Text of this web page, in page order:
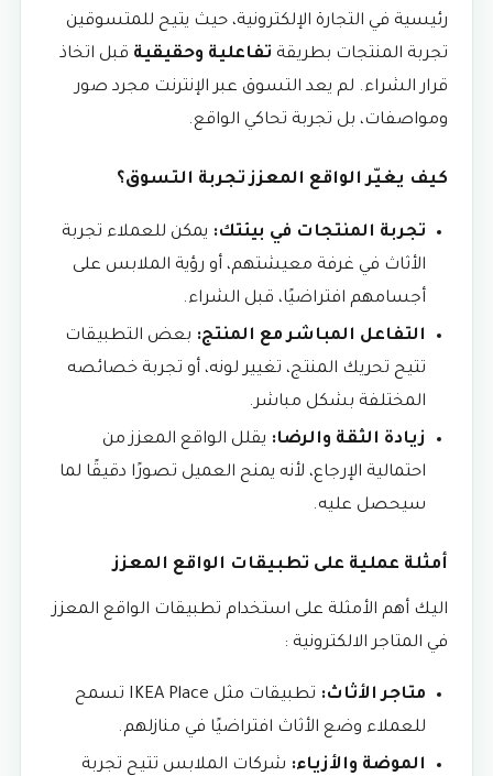
رئيسية في التجارة الإلكترونية، حيث يتيح للمتسوقين
تجربة المنتجات بطريقة تفاعلية وحقيقية قبل اتخاذ
قرار الشراء. لم يعد التسوق عبر الإنترنت مجرد صور
ومواصفات، بل تجربة تحاكي الواقع.
كيف يغيّر الواقع المعزز تجربة التسوق؟
تجربة المنتجات في بيئتك: يمكن للعملاء تجربة
الأثاث في غرفة معيشتهم، أو رؤية الملابس على
أجسامهم افتراضيًا، قبل الشراء.
التفاعل المباشر مع المنتج: بعض التطبيقات
تتيح تحريك المنتج، تغيير لونه، أو تجربة خصائصه
المختلفة بشكل مباشر.
زيادة الثقة والرضا: يقلل الواقع المعزز من
احتمالية الإرجاع، لأنه يمنح العميل تصورًا دقيقًا لما
سيحصل عليه.
أمثلة عملية على تطبيقات الواقع المعزز
اليك أهم الأمثلة على استخدام تطبيقات الواقع المعزز
في المتاجر الالكترونية :
متاجر الأثاث:
تطبيقات مثل IKEA Place تسمح
للعملاء وضع الأثاث افتراضيًا في منازلهم.
الموضة والأزياء: شركات الملابس تتيح تجربة